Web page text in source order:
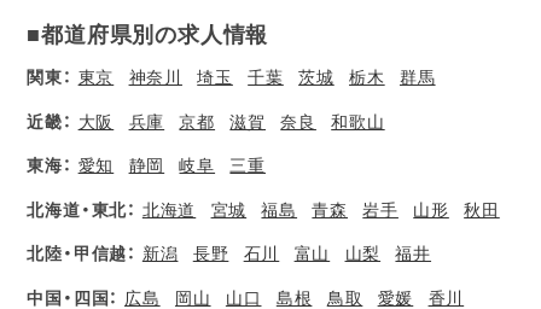
■都道府県別の求人情報
関東： 東京 神奈川 埼玉 千葉 茨城 栃木 群馬
近畿： 大阪 兵庫 京都 滋賀 奈良 和歌山
東海： 愛知 静岡 岐阜 三重
北海道・東北： 北海道 宮城 福島 青森 岩手 山形 秋田
北陸・甲信越： 新潟 長野 石川 富山 山梨 福井
中国・四国： 広島 岡山 山口 島根 鳥取 愛媛
香川